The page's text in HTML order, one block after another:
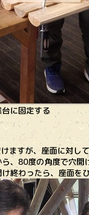
に固定する
ますが、座面に対し
、80度の角度で穴
終わったら、座面を